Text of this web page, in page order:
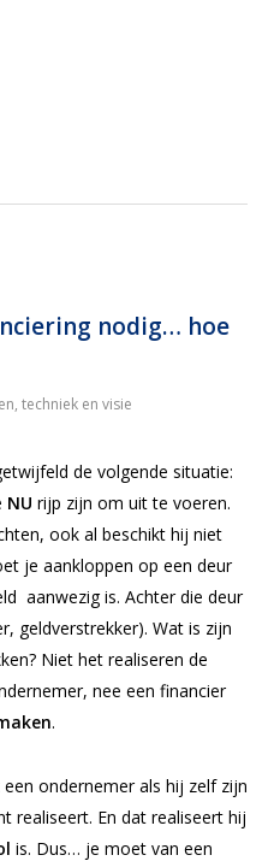
nodig… hoe
techniek en visie
de volgende situatie:
NU rijp zijn om uit te voeren.
ook al beschikt hij niet
je aankloppen op een deur
aanwezig is. Achter die deur
geldverstrekker). Wat is zijn
Niet het realiseren de
nee een financier
.
ondernemer als hij zelf zijn
realiseert. En dat realiseert hij
is. Dus… je moet van een